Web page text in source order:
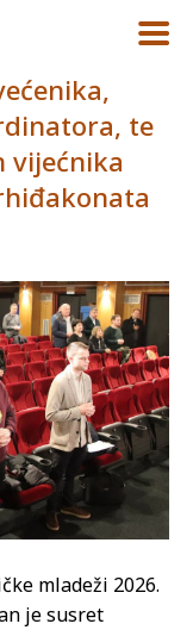
te
vijećnika
mladeži 2026.
je susret